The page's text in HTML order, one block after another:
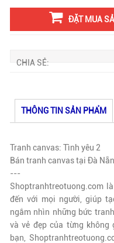
ĐẶT MUA
CHIA SẺ:
THÔNG TIN SẢN PHẨM
Tranh canvas: Tình yêu 2
Bán tranh canvas tại Đà
---
Shoptranhtreotuong.com
đến với mọi người, giúp
ngắm nhìn những bức
và vẻ đẹp của từng
bạn,